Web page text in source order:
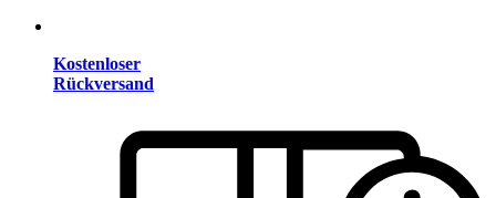
Kostenloser
Rückversand